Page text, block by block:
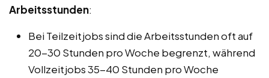
Arbeitsstunden:
Bei Teilzeitjobs sind die Arbeitsstunden oft auf
20-30 Stunden pro Woche begrenzt, während
Vollzeitjobs 35-40 Stunden pro Woche